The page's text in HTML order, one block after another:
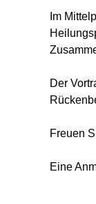
Im
Der
Freuen
Eine